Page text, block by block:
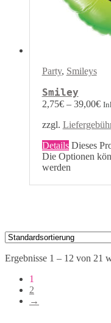
Party, Smileys
Smiley
2,75€– 39,00€
zzgl.
Details Dieses
Die Optionen
werden
Ergebnisse 1 – 12 von 21
1
2
→